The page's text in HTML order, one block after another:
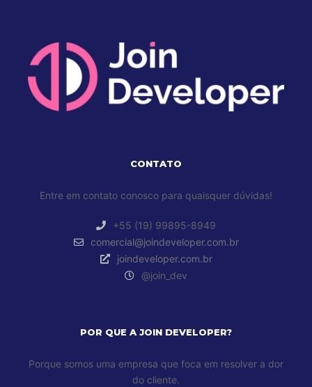
CONTATO
Entre em contato conosco para quaisquer dúvidas!
+55 (19) 99895-8949
comercial@joindeveloper.com.br
joindeveloper.com.br
@join_dev
POR QUE A JOIN DEVELOPER?
Porque somos uma empresa que foca em resolver a dor
do cliente.